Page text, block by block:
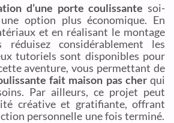
d’une porte coulissante soi-
option plus économique. En
et en réalisant le montage
réduisez considérablement les
tutoriels sont disponibles pour
aventure, vous permettant de
fait maison pas cherqui
Par ailleurs, ce projet peut
créative et gratifiante, offrant
personnelle une fois terminé.